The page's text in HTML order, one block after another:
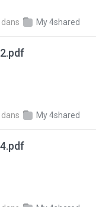
dans My 4shared
dans My 4shared